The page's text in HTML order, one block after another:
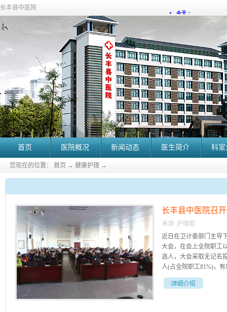
长丰县中医院
首页 医院概况 新闻动态 医生简介 科
您现在的位置： 首页 → 健康护理 →
长丰县中医院召
席候选人
来源: 护理部
近日在卫计委部门主导
大会，在会上全院职工
选人，大会采取无记名
人(占全院职工81%)，